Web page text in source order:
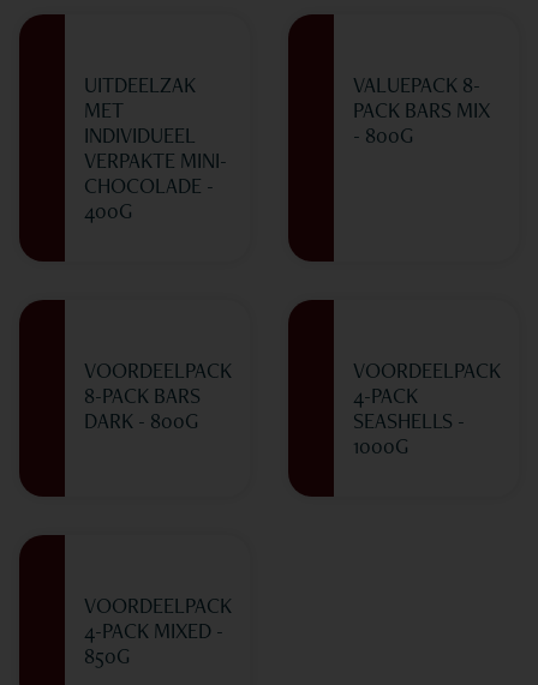
UITDEELZAK
MET
INDIVIDUEEL
VERPAKTE MINI-
CHOCOLADE -
400G
VALUEPACK 8-
PACK BARS MIX
- 800G
VOORDEELPACK
8-PACK BARS
DARK - 800G
VOORDEELPACK
4-PACK
SEASHELLS -
1000G
VOORDEELPACK
4-PACK MIXED -
850G